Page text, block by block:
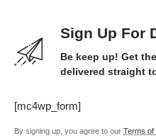
Sign Up For
Be keep up! Get
delivered straight
[mc4wp_form]
By signing up, you agree to our Terms of